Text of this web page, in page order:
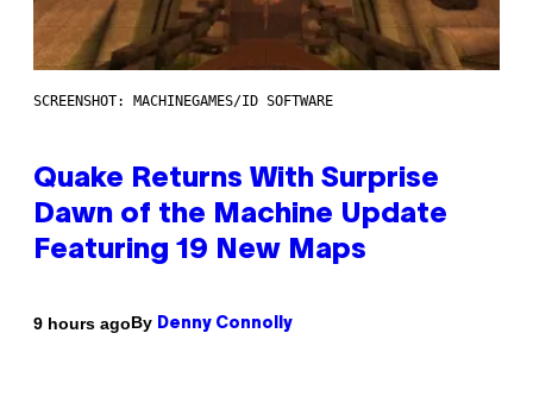
SCREENSHOT: MACHINEGAMES/ID SOFTWARE
Quake Returns With Surprise
Dawn of the Machine Update
Featuring 19 New Maps
9 hours agoBy Denny Connolly